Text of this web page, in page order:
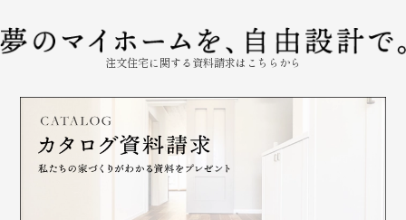
注文住宅に関する資料請求はこちらから